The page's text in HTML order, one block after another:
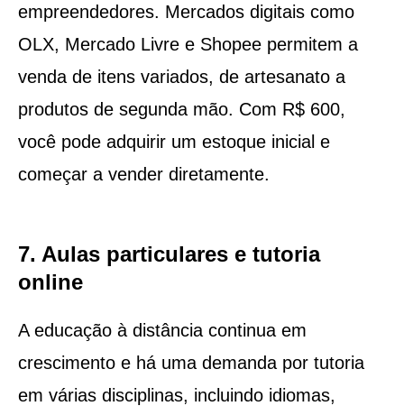
empreendedores. Mercados digitais como
OLX, Mercado Livre e Shopee permitem a
venda de itens variados, de artesanato a
produtos de segunda mão. Com R$ 600,
você pode adquirir um estoque inicial e
começar a vender diretamente.
7. Aulas particulares e tutoria
online
A educação à distância continua em
crescimento e há uma demanda por tutoria
em várias disciplinas, incluindo idiomas,